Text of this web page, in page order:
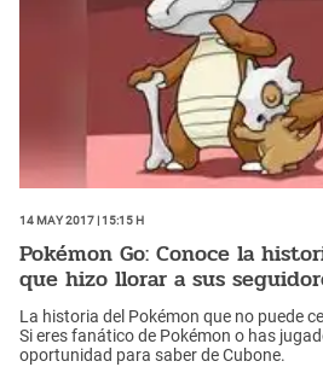
14 May 2017 | 15:15 h
Pokémon Go: Conoce la
que hizo llorar a sus
La historia del Pokémon que no puede
Si eres fanático de Pokémon o has
oportunidad para saber de Cubone.